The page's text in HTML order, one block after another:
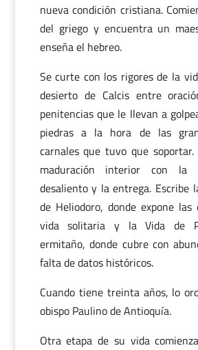
nueva condición cristiana.
del griego y encuentra un
enseña el hebreo.
Se curte con los rigores de la
desierto de Calcis entre
penitencias que le llevan a
piedras a la hora de las
carnales que tuvo que
maduración interior con
desaliento y la entrega. Escribe
de Heliodoro, donde expone las
vida solitaria y la Vida de
ermitaño, donde cubre con
falta de datos históricos.
Cuando tiene treinta años, lo
obispo Paulino de Antioquía.
Otra etapa de su vida